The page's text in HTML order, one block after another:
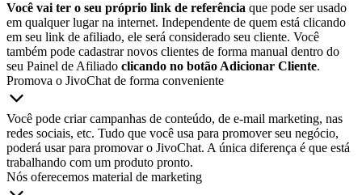
Você vai ter o seu próprio link de referência que pode ser usado
em qualquer lugar na internet. Independente de quem está clicando
em seu link de afiliado, ele será considerado seu cliente. Você
também pode cadastrar novos clientes de forma manual dentro do
seu Painel de Afiliado clicando no botão Adicionar Cliente.
Promova o JivoChat de forma conveniente
Você pode criar campanhas de conteúdo, de e-mail marketing, nas
redes sociais, etc. Tudo que você usa para promover seu negócio,
poderá usar para promovar o JivoChat. A única diferença é que está
trabalhando com um produto pronto.
Nós oferecemos material de marketing